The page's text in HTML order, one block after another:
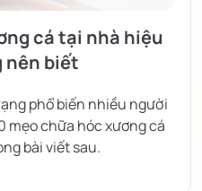
cá tại nhà hiệu
nên biết
phổ biến nhiều người
mẹo chữa hóc xương cá
bài viết sau.